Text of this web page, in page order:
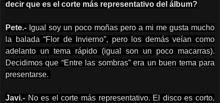
decir que es el corte más representativo del álbum?
Pete.- Igual soy un poco moñas pero a mi me gusta mucho
la balada “Flor de Invierno”, pero los demás veían como
adelanto un tema rápido (igual son un poco macarras).
Decidimos que “Entre las sombras” era un buen tema para
presentarse.
Javi.- No es el corte más representativo. El disco es corto,